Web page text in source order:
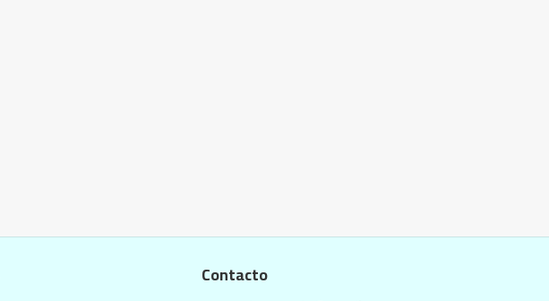
Contacto